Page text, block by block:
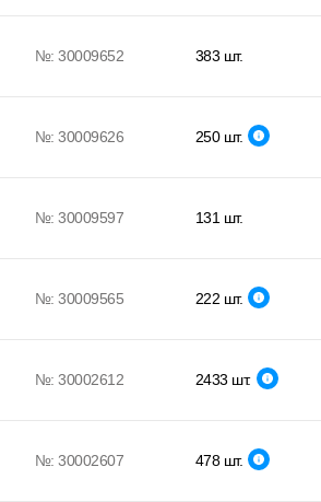
№: 30009652 383 шт.
№: 30009626 250 шт.
№: 30009597 131 шт.
№: 30009565 222 шт.
№: 30002612 2433 шт.
№: 30002607 478 шт.